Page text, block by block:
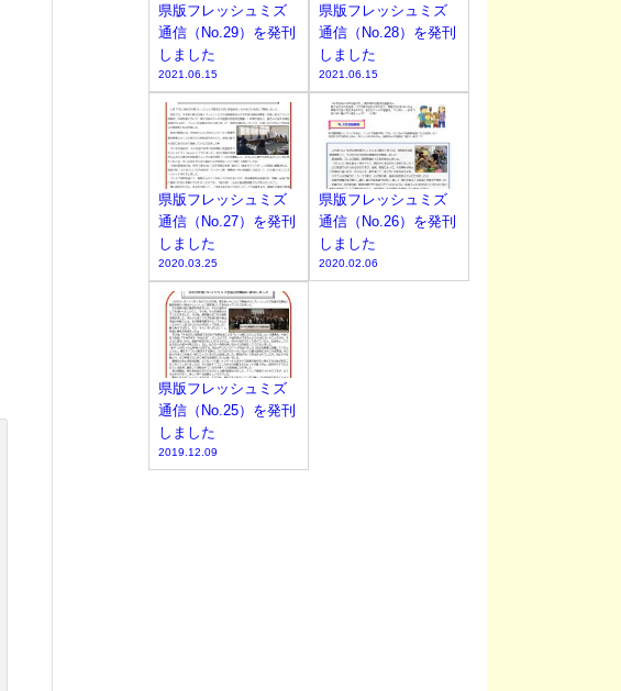
県版フレッシュミズ
通信（No.29）を発刊
しました
2021.06.15
県版フレッシュミズ
通信（No.28）を発刊
しました
2021.06.15
県版フレッシュミズ
通信（No.27）を発刊
しました
2020.03.25
県版フレッシュミズ
通信（No.26）を発刊
しました
2020.02.06
県版フレッシュミズ
通信（No.25）を発刊
しました
2019.12.09